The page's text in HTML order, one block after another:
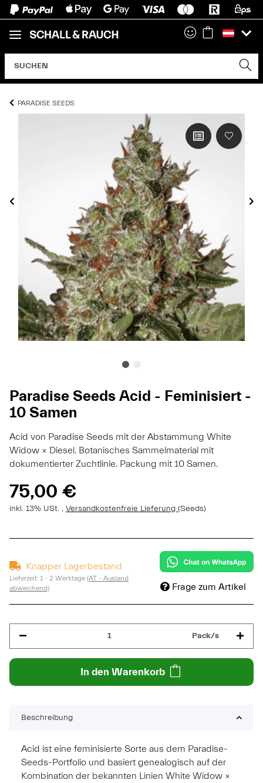
PARADISE SEEDS
Paradise Seeds Acid - Feminisiert -
10 Samen
Acid von Paradise Seeds mit der Abstammung White
Widow × Diesel. Botanisches Sammelmaterial mit
dokumentierter Zuchtlinie. Packung mit 10 Samen.
75,00 €
inkl. 13% USt. , Versandkostenfreie Lieferung (Seeds)
Knapper Lagerbestand
Lieferzeit: 1 - 2 Werktage (AT - Ausland
abweichend)
Frage zum Artikel
Pack/s
In den Warenkorb
Beschreibung
Acid ist eine feminisierte Sorte aus dem Paradise-
Seeds-Portfolio und basiert genealogisch auf der
Kombination der bekannten Linien White Widow ×